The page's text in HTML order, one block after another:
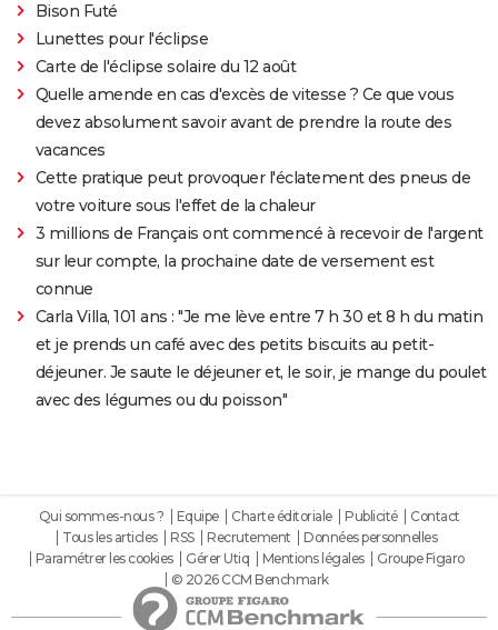
Bison Futé
Lunettes pour l'éclipse
Carte de l'éclipse solaire du 12 août
Quelle amende en cas d'excès de vitesse ? Ce que vous
devez absolument savoir avant de prendre la route des
vacances
Cette pratique peut provoquer l'éclatement des pneus de
votre voiture sous l'effet de la chaleur
3 millions de Français ont commencé à recevoir de l'argent
sur leur compte, la prochaine date de versement est
connue
Carla Villa, 101 ans : "Je me lève entre 7 h 30 et 8 h du matin
et je prends un café avec des petits biscuits au petit-
déjeuner. Je saute le déjeuner et, le soir, je mange du poulet
avec des légumes ou du poisson"
Qui sommes-nous ? Equipe Charte éditoriale Publicité
Contact
Tous les articles
RSS Recrutement
Données personnelles
Paramétrer les cookies
Gérer Utiq Mentions légales
Groupe Figaro
© 2026 CCM Benchmark